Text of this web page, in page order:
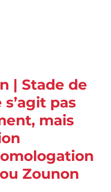
| Stade de
s’agit pas
mais
Zounon